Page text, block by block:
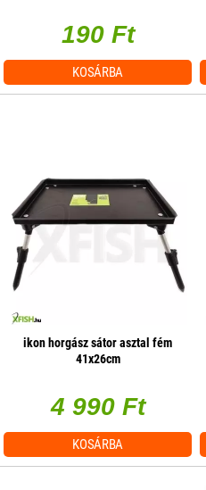
190 Ft
KOSÁRBA
ikon horgász sátor asztal fém
41x26cm
4 990 Ft
KOSÁRBA